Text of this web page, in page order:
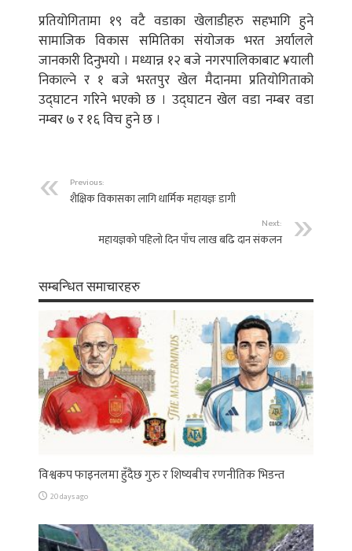
प्रतियोगितामा १९ वटै वडाका खेलाडीहरु सहभागि हुने
सामाजिक विकास समितिका संयोजक भरत अर्यालले
जानकारी दिनुभयो । मध्यान्न १२ बजे नगरपालिकाबाट ¥याली
निकाल्ने र १ बजे भरतपुर खेल मैदानमा प्रतियोगिताको
उद्घाटन गरिने भएको छ । उद्घाटन खेल वडा नम्बर वडा
नम्बर ७ र १६ विच हुने छ ।
Previous:
शैक्षिक विकासका लागि धार्मिक महायज्ञः डागी
Next:
महायज्ञको पहिलो दिन पाँच लाख बढि दान संकलन
सम्बन्धित समाचारहरु
विश्वकप फाइनलमा हुँदैछ गुरु र शिष्यबीच रणनीतिक भिडन्त
20 days ago